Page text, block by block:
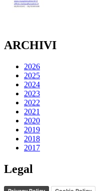
ARCHIVI
2026
2025
2024
2023
2022
2021
2020
2019
2018
2017
Legal